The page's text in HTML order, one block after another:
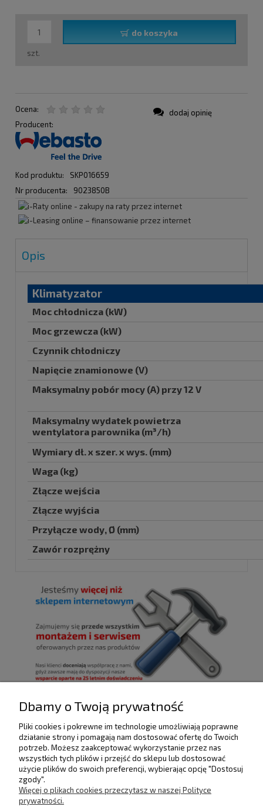
szt.
do koszyka
Ocena:
Producent:
Kod produktu:
SKP016659
Nr producenta:
9023850B
dodaj opinię
Opis
Klimatyzator
Moc chłodnicza (kW)
Moc grzewcza (kW)
Czynnik chłodniczy
Napięcie znamionowe (V)
Maksymalny pobór mocy (A) przy 12 V
Maksymalny wydatek powietrza
wentylatora parownika (m³/h)
Wymiary dł. x szer. x wys. (mm)
Waga (kg)
Złącze wejścia
Złącze wyjścia
Przyłącze wody, Ø (mm)
Zawór rozprężny
POMOC
DOSTAWA I PŁATNOŚCI
Dbamy o Twoją prywatność
Pliki cookies i pokrewne im technologie umożliwiają poprawne
działanie strony i pomagają nam dostosować ofertę do Twoich
potrzeb. Możesz zaakceptować wykorzystanie przez nas
wszystkich tych plików i przejść do sklepu lub dostosować
użycie plików do swoich preferencji, wybierając opcję "Dostosuj
zgody".
Więcej o plikach cookies przeczytasz w naszej Polityce
prywatności.